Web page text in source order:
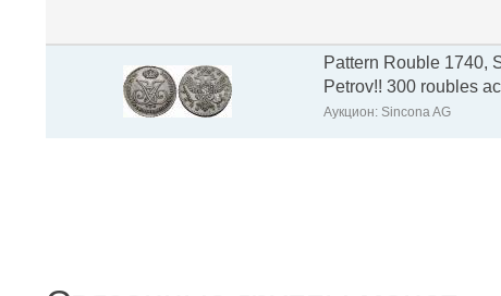
Pattern Rouble 1740,
Petrov!! 300 roubles
Аукцион: Sincona AG